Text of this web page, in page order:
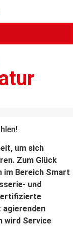
um sich
Zum Glück
im Bereich Smart
und
agierenden
wird Service